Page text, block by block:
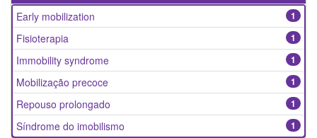
1
Early mobilization
1
Fisioterapia
1
Immobility syndrome
1
Mobilização precoce
1
Repouso prolongado
1
Síndrome do imobilismo